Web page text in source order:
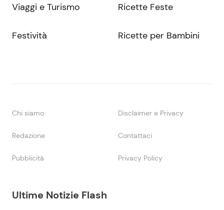
Ultime Notizie Flash
Viaggi e Turismo
Festività
Ricette Feste
Ricette per Bambini
Chi siamo Disclaimer e Privacy
Redazione Contattaci
Pubblicità Privacy Policy